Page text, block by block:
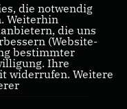
KONTAKT
die notwendig
Weiterhin
die uns
(Website-
bestimmter
Ihre
widerrufen. Weitere